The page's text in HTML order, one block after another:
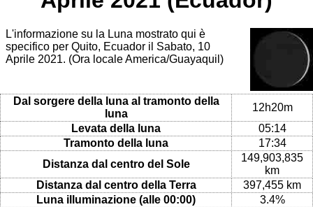
L'informazione su la Luna mostrato qui è
specifico per Quito, Ecuador il Sabato, 10
Aprile 2021. (Ora locale America/Guayaquil)
Dal sorgere della luna al tramonto della
luna
12h20m
Levata della luna
05:14
Tramonto della luna
17:34
Distanza dal centro del Sole
149,903,835
km
Distanza dal centro della Terra
397,455 km
Luna illuminazione (alle 00:00)
3.4%